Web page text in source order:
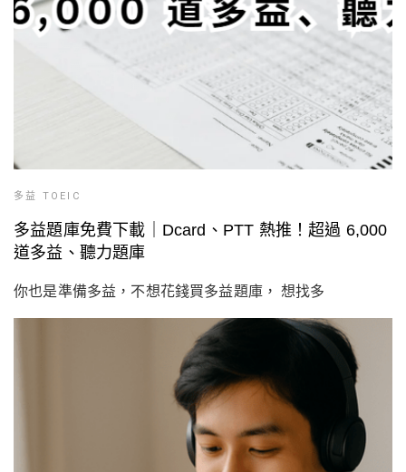
多益 TOEIC
多益題庫免費下載｜Dcard、PTT 熱推！超過 6,000
道多益、聽力題庫
你也是準備多益，不想花錢買多益題庫， 想找多